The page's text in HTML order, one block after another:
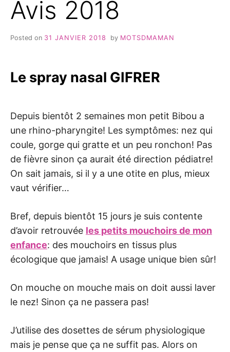
Avis 2018
Posted on 31 JANVIER 2018 by MOTSDMAMAN
Le spray nasal GIFRER
Depuis bientôt 2 semaines mon petit Bibou a
une rhino-pharyngite! Les symptômes: nez qui
coule, gorge qui gratte et un peu ronchon! Pas
de fièvre sinon ça aurait été direction pédiatre!
On sait jamais, si il y a une otite en plus, mieux
vaut vérifier…
Bref, depuis bientôt 15 jours je suis contente
d’avoir retrouvée les petits mouchoirs de mon
enfance: des mouchoirs en tissus plus
écologique que jamais! A usage unique bien sûr!
On mouche on mouche mais on doit aussi laver
le nez! Sinon ça ne passera pas!
J’utilise des dosettes de sérum physiologique
mais je pense que ça ne suffit pas. Alors on